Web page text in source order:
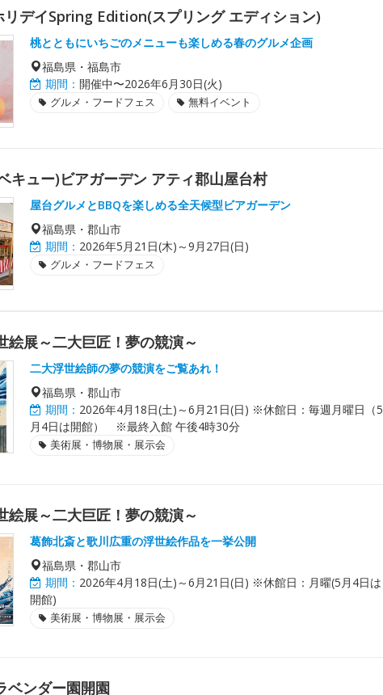
リデイSpring Edition(スプリング エディション)
桃とともにいちごのメニューも楽しめる春のグルメ企画
福島県・福島市
期間： 開催中〜2026年6月30日(火)
グルメ・フードフェス 無料イベント
キュー)ビアガーデン アティ郡山屋台村
屋台グルメとBBQを楽しめる全天候型ビアガーデン
福島県・郡山市
期間： 2026年5月21日(木)～9月27日(日)
グルメ・フードフェス
絵展～二大巨匠！夢の競演～
二大浮世絵師の夢の競演をご覧あれ！
福島県・郡山市
期間： 2026年4月18日(土)～6月21日(日) ※休館日：毎週月曜日（5
月4日は開館） ※最終入館 午後4時30分
美術展・博物展・展示会
絵展～二大巨匠！夢の競演～
葛飾北斎と歌川広重の浮世絵作品を一挙公開
福島県・郡山市
期間： 2026年4月18日(土)～6月21日(日) ※休館日：月曜(5月4日は
開館)
美術展・博物展・展示会
ベンダー園開園